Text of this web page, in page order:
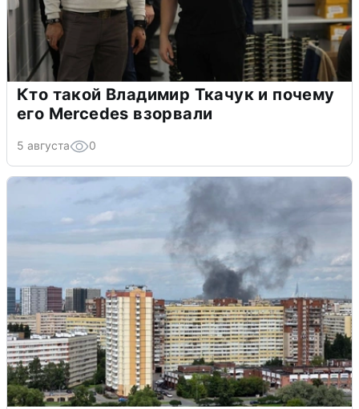
Кто такой Владимир Ткачук и почему
его Mercedes взорвали
5 августа 0